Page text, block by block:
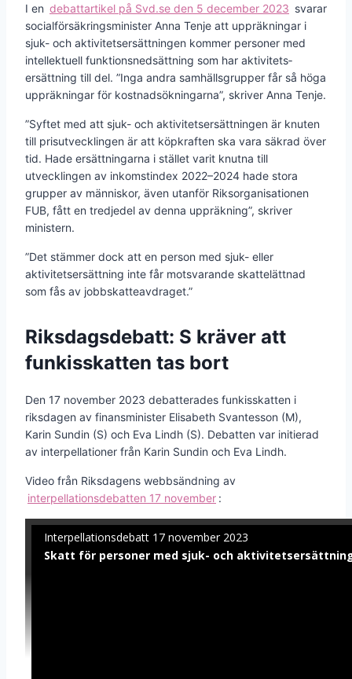
I en debattartikel på Svd.se den 5 december 2023 svarar
socialförsäkringsminister Anna Tenje att uppräkningar i
sjuk- och aktivitets­ersättningen kommer personer med
intellektuell funktions­nedsättning som har aktivitets­
ersättning till del. ”Inga andra samhälls­grupper får så höga
uppräkningar för kostnads­ökningarna”, skriver Anna Tenje.
”Syftet med att sjuk- och aktivitets­ersättningen är knuten
till prisutvecklingen är att köpkraften ska vara säkrad över
tid. Hade ersättningarna i stället varit knutna till
utvecklingen av inkomst­index 2022–2024 hade stora
grupper av människor, även utanför Riksorganisationen
FUB, fått en tredjedel av denna uppräkning”, skriver
ministern.
”Det stämmer dock att en person med sjuk- eller
aktivitets­ersättning inte får motsvarande skatte­lättnad
som fås av jobbskatte­avdraget.”
Riksdagsdebatt: S kräver att
funkisskatten tas bort
Den 17 november 2023 debatterades funkisskatten i
riksdagen av finansminister Elisabeth Svantesson (M),
Karin Sundin (S) och Eva Lindh (S). Debatten var initierad
av interpellationer från Karin Sundin och Eva Lindh.
Video från Riksdagens webbsändning av
interpellationsdebatten 17 november :